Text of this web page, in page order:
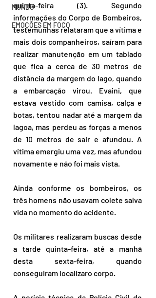
MUNDO
EMOÇÕES EM FOCO
quinta-feira (3). Segundo
informações do Corpo de Bombeiros,
testemunhas relataram que a vítima e
mais dois companheiros, saíram para
realizar manutenção em um tablado
que fica a cerca de 30 metros de
distância da margem do lago, quando
a embarcação virou. Evaini, que
estava vestido com camisa, calça e
botas, tentou nadar até a margem da
lagoa, mas perdeu as forças a menos
de 10 metros de sair e afundou. A
vítima emergiu uma vez, mas afundou
novamente e não foi mais vista.
Ainda conforme os bombeiros, os
três homens não usavam colete salva
vida no momento do acidente.
Os militares realizaram buscas desde
a tarde quinta-feira, até a manhã
desta sexta-feira, quando
conseguiram localizaro corpo.